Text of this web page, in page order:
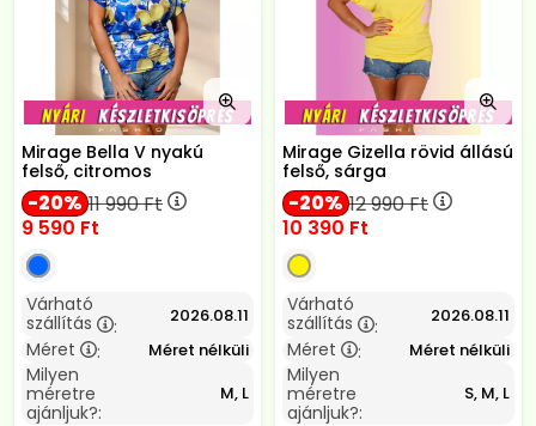
Mirage Bella V nyakú
felső, citromos
20 11 990Ft
9 590 Ft
Várható
szállítás
: 2026.08.11
Méret : Méret nélküli
Milyen
méretre
ajánljuk?:
M, L
Mirage Gizella rövid állású
felső, sárga
20 12 990Ft
10 390 Ft
Várható
szállítás
: 2026.08.11
Méret : Méret nélküli
Milyen
méretre
ajánljuk?:
S, M, L